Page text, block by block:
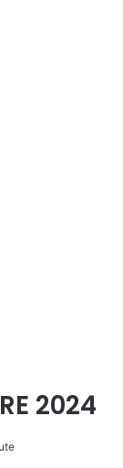
2024